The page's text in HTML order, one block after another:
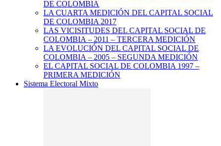
DE COLOMBIA
LA CUARTA MEDICIÓN DEL CAPITAL SOCIAL
DE COLOMBIA 2017
LAS VICISITUDES DEL CAPITAL SOCIAL DE
COLOMBIA – 2011 – TERCERA MEDICIÓN
LA EVOLUCIÓN DEL CAPITAL SOCIAL DE
COLOMBIA – 2005 – SEGUNDA MEDICIÓN
EL CAPITAL SOCIAL DE COLOMBIA 1997 –
PRIMERA MEDICIÓN
Sistema Electoral Mixto